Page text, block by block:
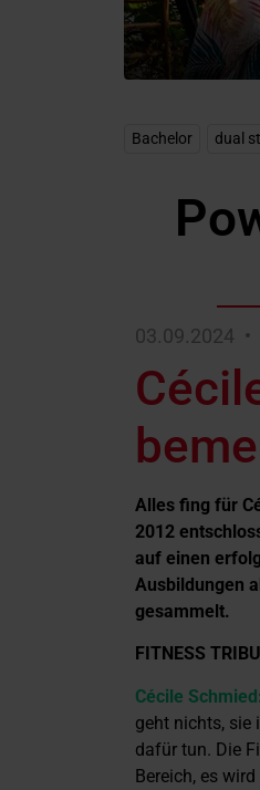
Bachelor dual
03.09.2024
Alles fing für
2012
auf einen
Ausbildungen
gesammelt.
FITNESS
Cécile
geht nichts, sie
dafür tun. Die
Bereich, es